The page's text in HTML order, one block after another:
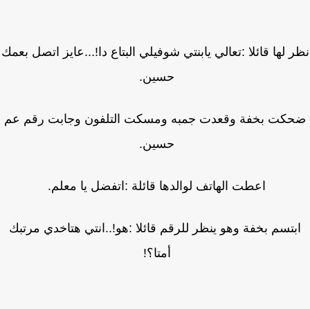
لها قائلا :تعالي يابنتي شوفيلي البتاع دا!...عايز اتصل بعمك
حسين.
بخفة وقعدت جمبه ومسكت التلفون وجابت رقم عم
حسين.
اعطت الهاتف لوالدها قائلة :اتفضل يا معلم.
بخفة وهو ينظر للرقم قائلا :هو!..انتي هتاخدي مرتبك
أمتا؟!